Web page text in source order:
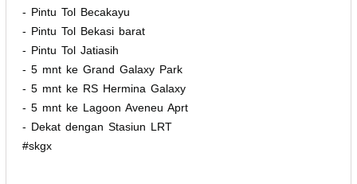
- Pintu Tol Becakayu
- Pintu Tol Bekasi barat
- Pintu Tol Jatiasih
- 5 mnt ke Grand Galaxy Park
- 5 mnt ke RS Hermina Galaxy
- 5 mnt ke Lagoon Aveneu Aprt
- Dekat dengan Stasiun LRT
#skgx